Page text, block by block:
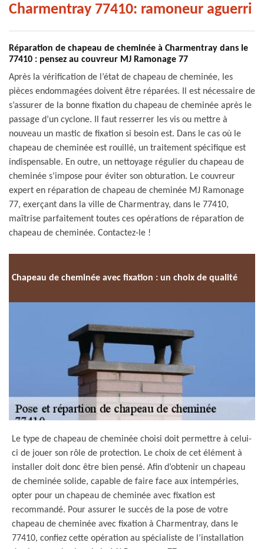
Charmentray 77410: ramoneur aguerri
Réparation de chapeau de cheminée à Charmentray dans le
77410 : pensez au couvreur MJ Ramonage 77
Après la vérification de l’état de chapeau de cheminée, les
pièces endommagées doivent être réparées. Il est nécessaire de
s’assurer de la bonne fixation du chapeau de cheminée après le
passage d’un cyclone. Il faut resserrer les vis ou mettre à
nouveau un mastic de fixation si besoin est. Dans le cas où le
chapeau de cheminée est rouillé, un traitement spécifique est
indispensable. En outre, un nettoyage régulier du chapeau de
cheminée s’impose pour éviter son obturation. Le couvreur
expert en réparation de chapeau de cheminée MJ Ramonage
77, exerçant dans la ville de Charmentray, dans le 77410,
maîtrise parfaitement toutes ces opérations de réparation de
chapeau de cheminée. Contactez-le !
Chapeau de cheminée avec fixation : un choix de qualité
Le type de chapeau de cheminée choisi doit permettre à celui-
ci de jouer son rôle de protection. Le choix de cet élément à
installer doit donc être bien pensé. Afin d’obtenir un chapeau
de cheminée solide, capable de faire face aux intempéries,
opter pour un chapeau de cheminée avec fixation est
recommandé. Pour assurer le succès de la pose de votre
chapeau de cheminée avec fixation à Charmentray, dans le
77410, confiez cette opération au spécialiste de l’installation